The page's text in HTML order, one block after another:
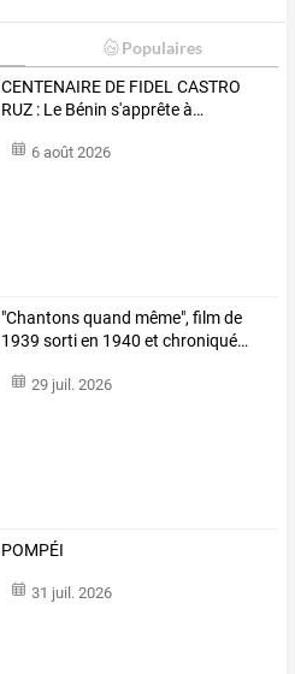
Populaires
CENTENAIRE DE FIDEL CASTRO
RUZ : Le Bénin s'apprêteà…
6 août 2026
"Chantonsquand même", filmde
1939 sortien 1940 et chroniqué…
29 juil. 2026
POMPÉI
31 juil. 2026